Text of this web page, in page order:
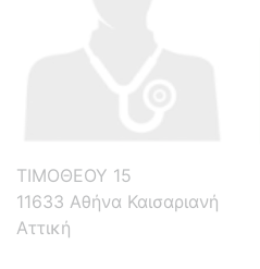
ΤΙΜΟΘΕΟΥ 15
11633 Αθήνα Καισαριανή
Αττική